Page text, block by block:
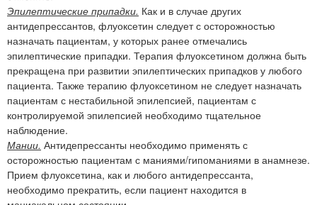
Эпилептические припадки. Как и в случае других
антидепрессантов, флуоксетин следует с осторожностью
назначать пациентам, у которых ранее отмечались
эпилептические припадки. Терапия флуоксетином должна быть
прекращена при развитии эпилептических припадков у любого
пациента. Также терапию флуоксетином не следует назначать
пациентам с нестабильной эпилепсией, пациентам с
контролируемой эпилепсией необходимо тщательное
наблюдение.
Мании. Антидепрессанты необходимо применять с
осторожностью пациентам с маниями/гипоманиями в анамнезе.
Прием флуоксетина, как и любого антидепрессанта,
необходимо прекратить, если пациент находится в